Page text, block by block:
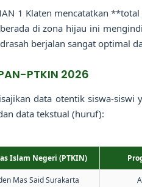
1 Klaten mencatatkan
di zona hijau ini
berjalan sangat optimal
PTKIN 2026
data otentik siswa-siswi
data tekstual (huruf):
Islam Negeri (PTKIN)
Mas Said Surakarta